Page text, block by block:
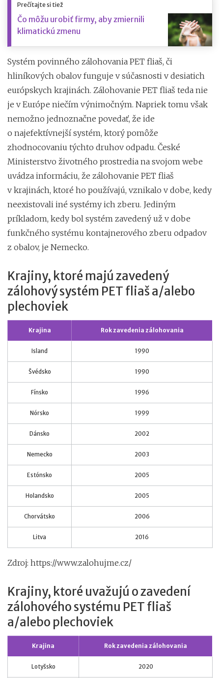
Prečítajte si tiež
Čo môžu urobiť firmy, aby zmiernili
klimatickú zmenu
Systém povinného zálohovania PET fliaš, či
hliníkových obalov funguje v súčasnosti v desiatich
európskych krajinách. Zálohovanie PET fliaš teda nie
je v Európe niečím výnimočným. Napriek tomu však
nemožno jednoznačne povedať, že ide
o najefektívnejší systém, ktorý pomôže
zhodnocovaniu týchto druhov odpadu. České
Ministerstvo životného prostredia na svojom webe
uvádza informáciu, že zálohovanie PET fliaš
v krajinách, ktoré ho používajú, vznikalo v dobe, kedy
neexistovali iné systémy ich zberu. Jediným
príkladom, kedy bol systém zavedený už v dobe
funkčného systému kontajnerového zberu odpadov
z obalov, je Nemecko.
Krajiny, ktoré majú zavedený
zálohový systém PET fliaš a/alebo
plechoviek
Krajina Rok zavedenia zálohovania
Island 1990
Švédsko 1990
Fínsko 1996
Nórsko 1999
Dánsko 2002
Nemecko 2003
Estónsko 2005
Holandsko 2005
Chorvátsko 2006
Litva 2016
Zdroj: https://www.zalohujme.cz/
Krajiny, ktoré uvažujú o zavedení
zálohového systému PET fliaš
a/alebo plechoviek
Krajina Rok zavedenia zálohovania
Lotyšsko 2020